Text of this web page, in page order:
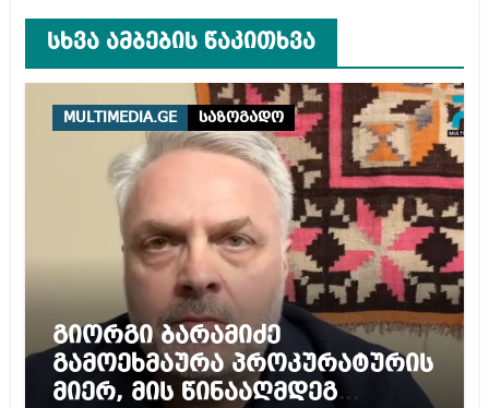
სხვა ამბების წაკითხვა
MULTIMEDIA.GE საზოგადო
გიორგი ბარამიძე
გამოეხმაურა პროკურატურის
მიერ, მის წინააღმდეგ